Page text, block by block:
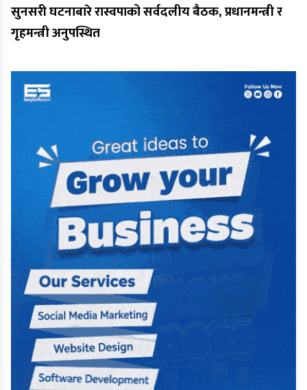
सुनसरी घटनाबारे रास्वपाको सर्वदलीय बैठक, प्रधानमन्त्री र
गृहमन्त्री अनुपस्थित